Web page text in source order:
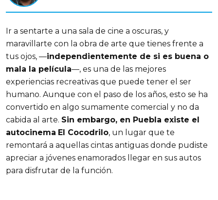
Ir a sentarte a una sala de cine a oscuras, y
maravillarte con la obra de arte que tienes frente a
tus ojos, —independientemente de si es buena o
mala la película—, es una de las mejores
experiencias recreativas que puede tener el ser
humano. Aunque con el paso de los años, esto se ha
convertido en algo sumamente comercial y no da
cabida al arte. Sin embargo, en Puebla existe el
autocinema El Cocodrilo, un lugar que te
remontará a aquellas cintas antiguas donde pudiste
apreciar a jóvenes enamorados llegar en sus autos
para disfrutar de la función.